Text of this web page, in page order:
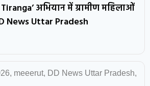
अभियान में ग्रामीण महिलाओं
News Uttar Pradesh